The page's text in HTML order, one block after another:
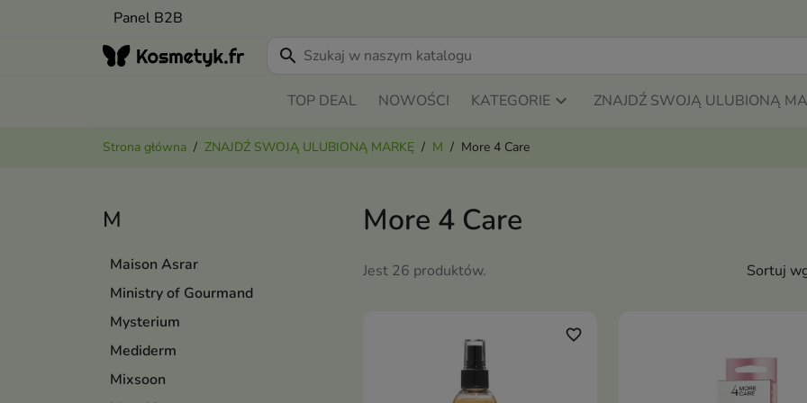
Panel B2B
search
TOP DEAL NOWOŚCI KATEGORIE ZNAJDŹ SWOJĄ ULUBIONĄ
Strona główna ZNAJDŹ SWOJĄ ULUBIONĄ MARKĘ M More 4 Care
M
Maison Asrar
Ministry of Gourmand
Mysterium
Mediderm
Mixsoon
More 4 Care
Jest 26 produktów. Sortuj
favorite_border